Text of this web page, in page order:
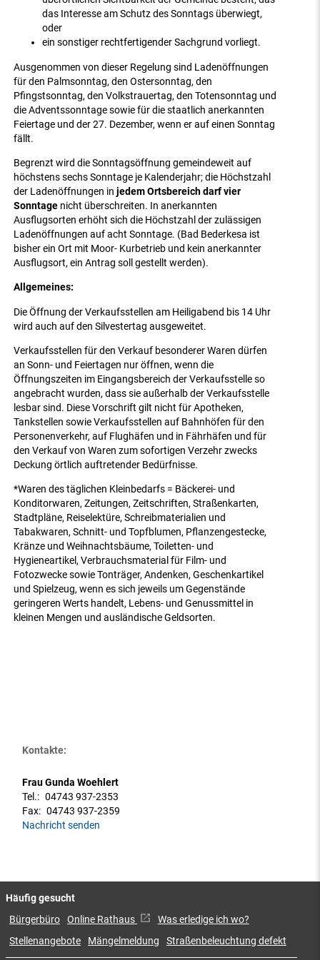
das Interesse am Schutz des Sonntags überwiegt,
oder
ein sonstiger rechtfertigender Sachgrund vorliegt.
Ausgenommen von dieser Regelung sind Ladenöffnungen
für den Palmsonntag, den Ostersonntag, den
Pfingstsonntag, den Volkstrauertag, den Totensonntag und
die Adventssonntage sowie für die staatlich anerkannten
Feiertage und der 27. Dezember, wenn er auf einen Sonntag
fällt.
Begrenzt wird die Sonntagsöffnung gemeindeweit auf
höchstens sechs Sonntage je Kalenderjahr; die Höchstzahl
der Ladenöffnungen injedem Ortsbereich darf vier
Sonntage nicht überschreiten. In anerkannten
Ausflugsorten erhöht sich die Höchstzahl der zulässigen
Ladenöffnungen auf acht Sonntage. (Bad Bederkesa ist
bisher ein Ort mit Moor- Kurbetrieb und kein anerkannter
Ausflugsort, ein Antrag soll gestellt werden).
Allgemeines:
Die Öffnung der Verkaufsstellen am Heiligabend bis 14 Uhr
wird auch auf den Silvestertag ausgeweitet.
Verkaufsstellen für den Verkauf besonderer Waren dürfen
an Sonn- und Feiertagen nur öffnen, wenn die
Öffnungszeiten im Eingangsbereich der Verkaufsstelle so
angebracht wurden, dass sie außerhalb der Verkaufsstelle
lesbar sind. Diese Vorschrift gilt nicht für Apotheken,
Tankstellen sowie Verkaufsstellen auf Bahnhöfen für den
Personenverkehr, auf Flughäfen und in Fährhäfen und für
den Verkauf von Waren zum sofortigen Verzehr zwecks
Deckung örtlich auftretender Bedürfnisse.
*Waren des täglichen Kleinbedarfs = Bäckerei- und
Konditorwaren, Zeitungen, Zeitschriften, Straßenkarten,
Stadtpläne, Reiselektüre, Schreibmaterialien und
Tabakwaren, Schnitt- und Topfblumen, Pflanzengestecke,
Kränze und Weihnachtsbäume, Toiletten- und
Hygieneartikel, Verbrauchsmaterial für Film- und
Fotozwecke sowie Tonträger, Andenken, Geschenkartikel
und Spielzeug, wenn es sich jeweils um Gegenstände
geringeren Werts handelt, Lebens- und Genussmittel in
kleinen Mengen und ausländische Geldsorten.
Kontakte:
Frau Gunda Woehlert
Tel.: 04743 937-2353
Fax: 04743 937-2359
Nachricht senden
Häufig gesucht
Bürgerbüro Online Rathaus
Was erledige ich wo?
Stellenangebote
Mängelmeldung Straßenbeleuchtung defekt